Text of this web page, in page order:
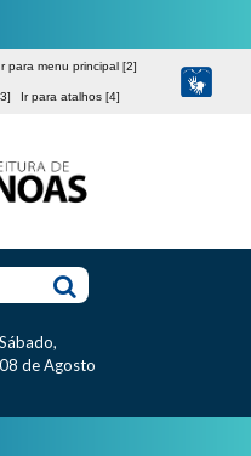
Ir para menu principal [2]
Ir para atalhos [4]
Sábado,
08 de Agosto